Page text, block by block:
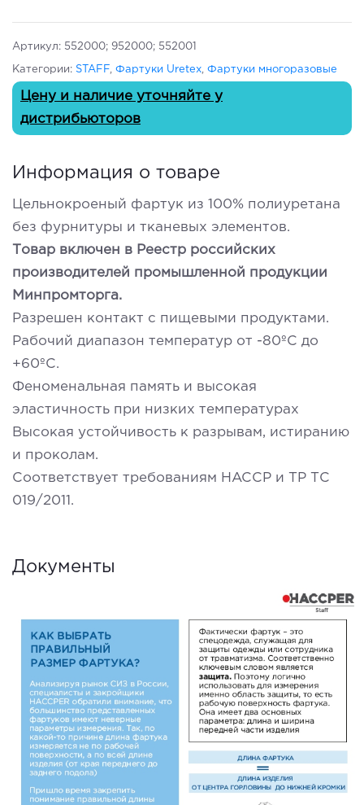
Артикул: 552000; 952000; 552001
Категории: STAFF Фартуки Uretex Фартуки многоразовые
Цену и наличие уточняйте у
дистрибьюторов
Информация о товаре
Цельнокроеный фартук из 100% полиуретана
без фурнитуры и тканевых элементов.
Товар включен в Реестр российских
производителей промышленной продукции
Минпромторга.
Разрешен контакт с пищевыми продуктами.
Рабочий диапазон температур от -80ºС до
+60ºС.
Феноменальная память и высокая
эластичность при низких температурах
Высокая устойчивость к разрывам, истиранию
и проколам.
Соответствует требованиям HACCP и ТР ТС
019/2011.
Документы